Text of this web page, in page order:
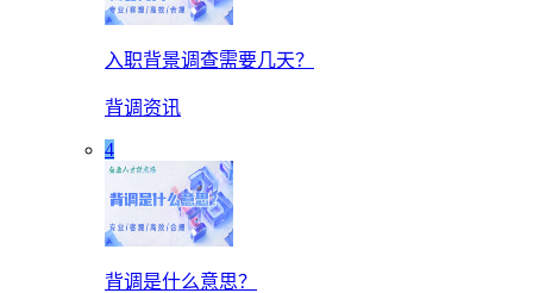
入职背景调查需要几天？
背调资讯
4
背调是什么意思？